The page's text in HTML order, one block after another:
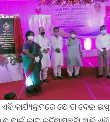
ଏହି କାର୍ଯ୍ୟକ୍ରମରେ ଯୋଗ ଦେଇ